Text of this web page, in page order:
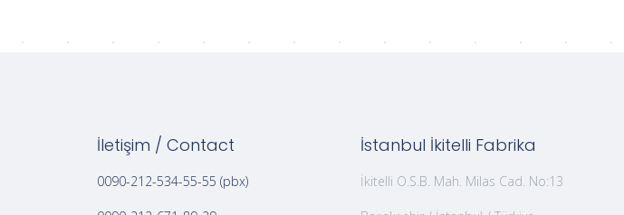
İletişim / Contact
0090-212-534-55-55 (pbx)
İstanbul İkitelli Fabrika
İkitelli O.S.B. Mah. Milas Cad. No:13